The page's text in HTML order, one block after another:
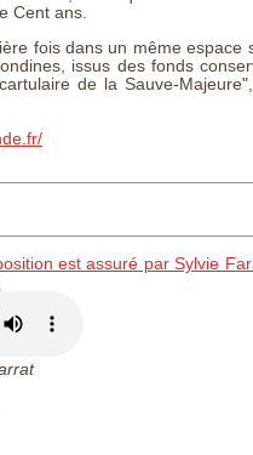
Cent ans.
fois dans un même
issus des fonds
de la Sauve-
est assuré par Sylvie